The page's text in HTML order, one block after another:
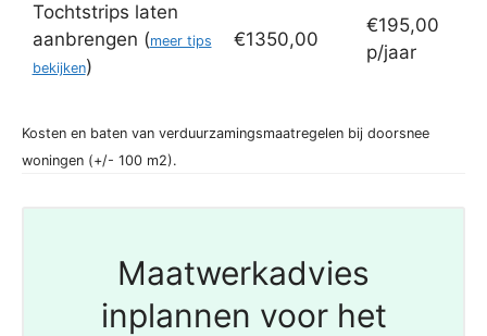
Tochtstrips laten
aanbrengen (meer tips
bekijken)
€1350,00
€195,00
p/jaar
Kosten en baten van verduurzamingsmaatregelen bij doorsnee
woningen (+/- 100 m2).
Maatwerkadvies
inplannen voor het